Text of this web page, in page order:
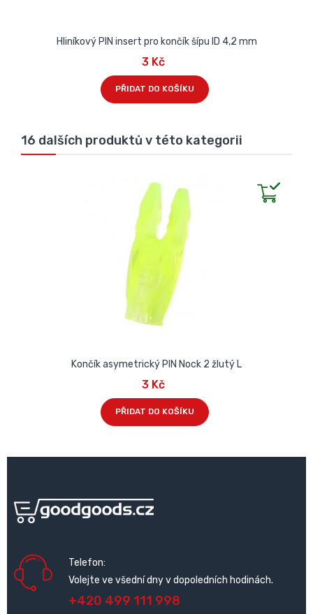
Hliníkový PIN insert pro končík šípu ID 4,2 mm
3 Kč
PŘIDAT DO KOŠÍKU
16 dalších produktů v této kategorii
Končík asymetrický PIN Nock 2 žlutý L
3 Kč
PŘIDAT DO KOŠÍKU
Telefon:
Volejte ve všední dny v dopoledních hodinách.
+420 499 111 998